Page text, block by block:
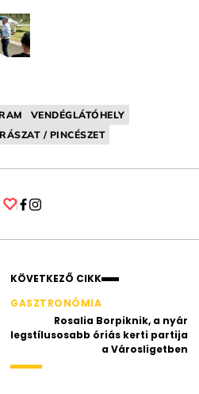
VENDÉGLÁTÓHELY
/ PINCÉSZET
KÖVETKEZŐ CIKK
GASZTRONÓMIA
Rosalia Borpiknik, a nyár
legstílusosabb óriás kerti partija
a Városligetben